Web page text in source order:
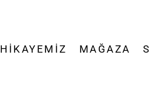
HIKAYEMIZ MAĞAZA